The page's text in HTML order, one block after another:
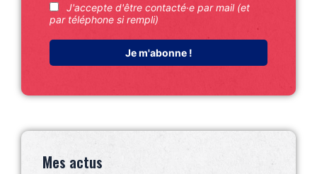
J'accepte d'être contacté·e par mail (et
par téléphone si rempli)
Mes actus